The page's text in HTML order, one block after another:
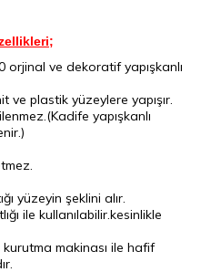
ve dekoratif yapışkanlı
ve plastik yüzeylere yapışır.
yapışkanlı
yüzeyin şeklini alır.
ile kullanılabilir.kesinlikle
makinası ile hafif